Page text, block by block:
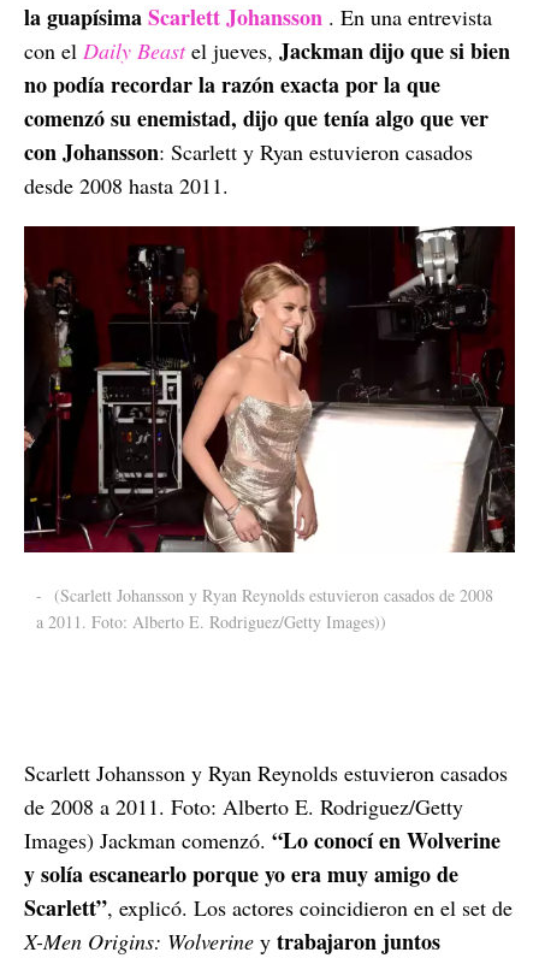
la guapísimaScarlett Johansson . En una entrevista
con el Daily Beast el jueves, Jackman dijo que si bien
no podía recordar la razón exacta por la que
comenzó su enemistad, dijo que tenía algo que ver
con Johansson: Scarlett y Ryan estuvieron casados
desde 2008 hasta 2011.
- (Scarlett Johansson y Ryan Reynolds estuvieron casados de 2008
a 2011. Foto: Alberto E. Rodriguez/Getty Images))
Scarlett Johansson y Ryan Reynolds estuvieron casados
de 2008 a 2011. Foto: Alberto E. Rodriguez/Getty
Images) Jackman comenzó. “Lo conocí en Wolverine
y solía escanearlo porque yo era muy amigo de
Scarlett”, explicó. Los actores coincidieron en el set de
X-Men Origins: Wolverine y trabajaron juntos